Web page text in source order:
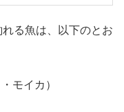
る魚は、以下のとお
モイカ）